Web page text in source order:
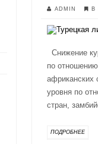
ADMIN В
Снижение
по
африканских
уровня по
стран,
ПОДРОБНЕЕ